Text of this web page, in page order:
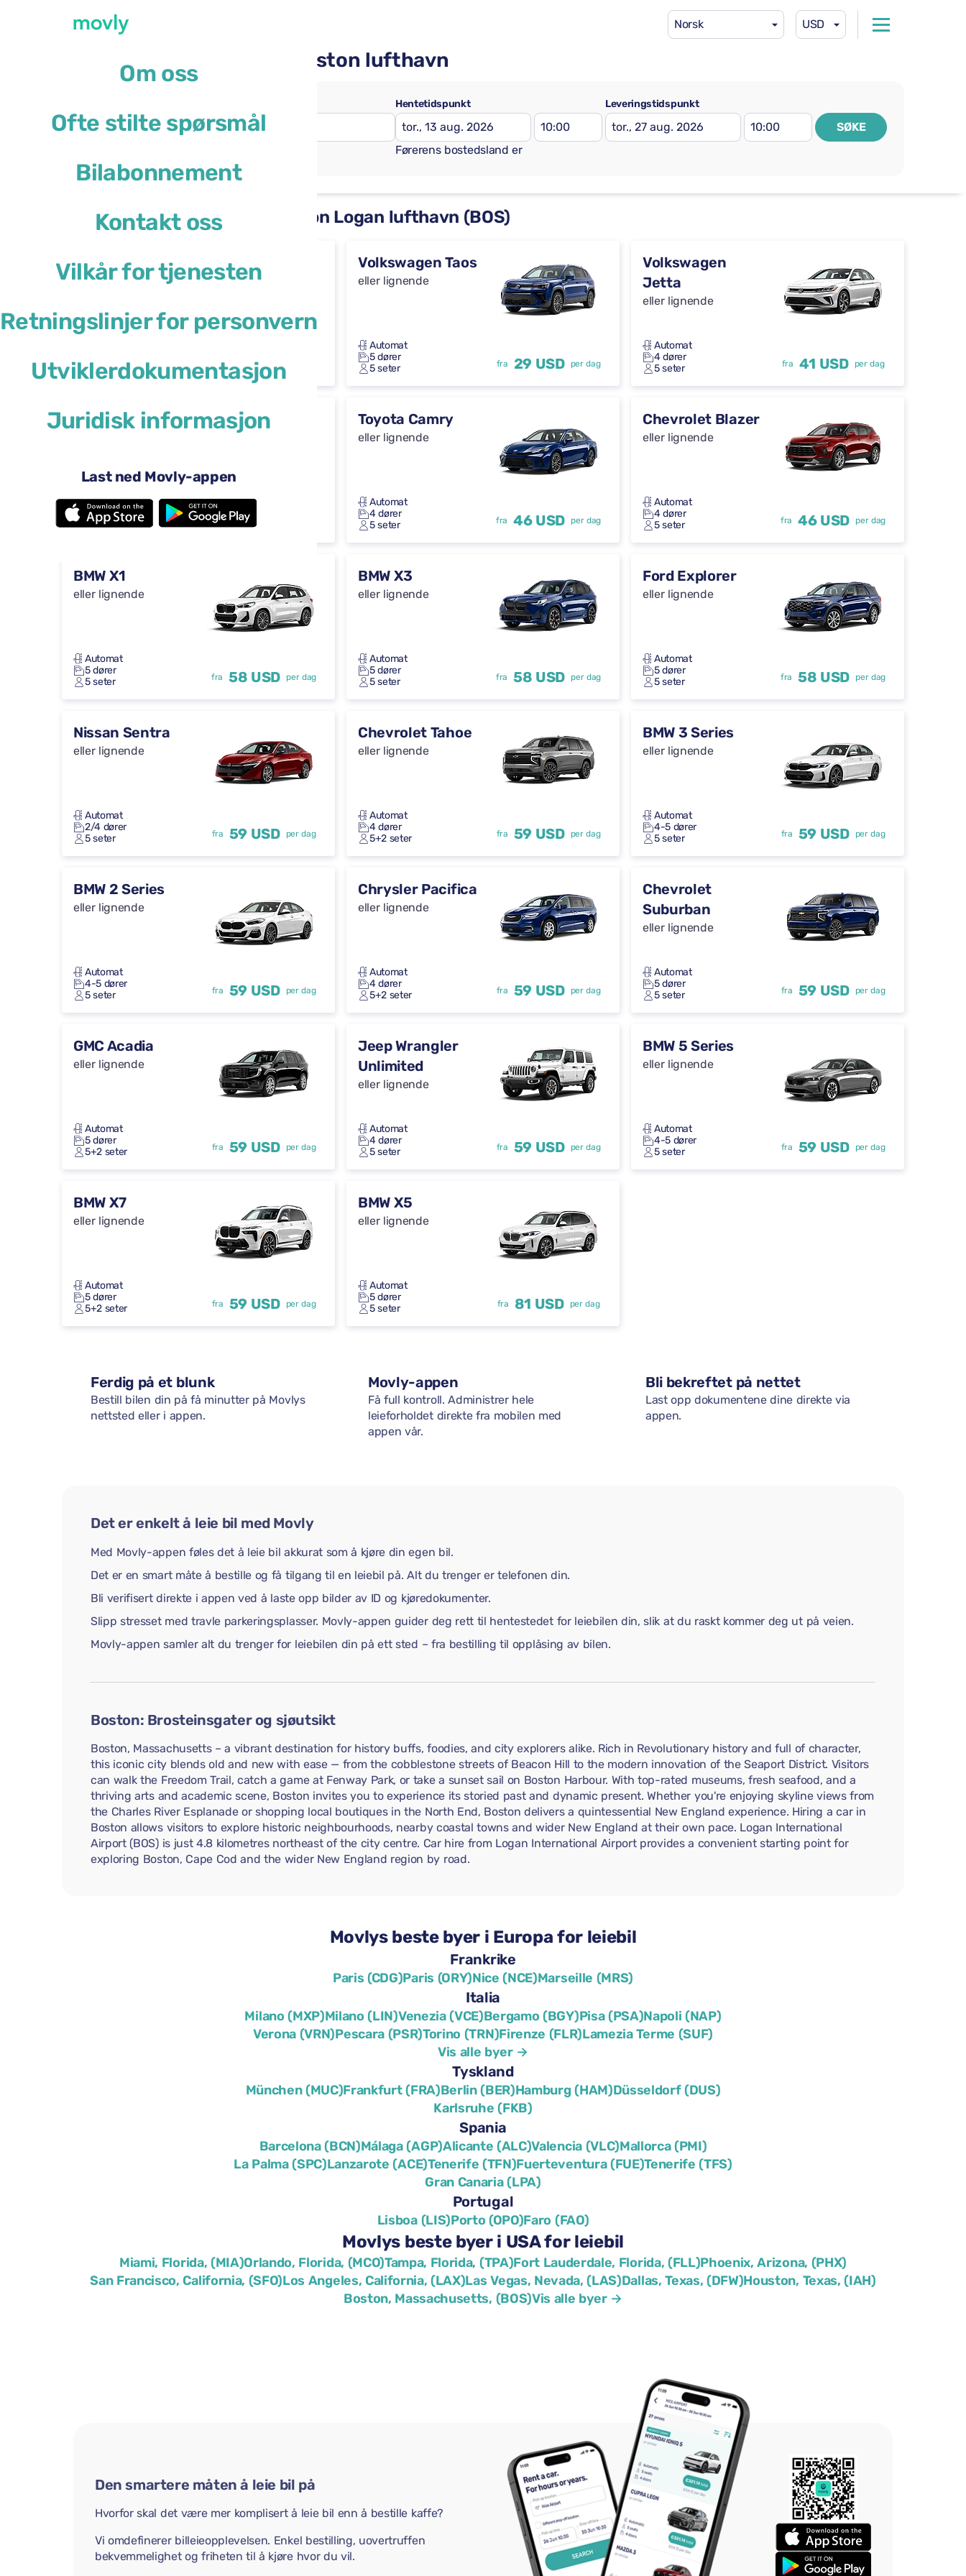
Norsk USD
Om oss
Ofte stilte spørsmål
Bilabonnement
Kontakt oss
Vilkår for tjenesten
Retningslinjer for personvern
Utviklerdokumentasjon
Juridisk informasjon
Last ned Movly-appen
Lei en bil hos Movly på Boston lufthavn
Boston Logan lufthavn (BOS)
Hentetidspunkt Leveringstidspunkt
SØKE
Førerens bostedsland er
Leiebiler tilgjengelig på Boston Logan lufthavn (BOS)
Nissan Versa
eller lignende
5 seter
fra 29 USD
Volkswagen Taos
eller lignende
Automat
5 dører
5 seter
fra 29 USD per dag
Volkswagen
Jetta
eller lignende
Automat
4 dører
5 seter
fra 41 USD per dag
Toyota RAV4
Automat
4 dører
5 seter
fra 46 USD
Toyota Camry
eller lignende
Automat
4 dører
5 seter
fra 46 USD per dag
Chevrolet Blazer
eller lignende
Automat
4 dører
5 seter
fra 46 USD per dag
BMW X1
eller lignende
Automat
5 dører
5 seter
fra 58 USD per dag
BMW X3
eller lignende
Automat
5 dører
5 seter
fra 58 USD per dag
Ford Explorer
eller lignende
Automat
5 dører
5 seter
fra 58 USD per dag
Nissan Sentra
eller lignende
Automat
2/4 dører
5 seter
fra 59 USD per dag
Chevrolet Tahoe
eller lignende
Automat
4 dører
5+2 seter
fra 59 USD per dag
BMW 3 Series
eller lignende
Automat
4-5 dører
5 seter
fra 59 USD per dag
BMW 2 Series
eller lignende
Automat
4-5 dører
5 seter
fra 59 USD per dag
Chrysler Pacifica
eller lignende
Automat
4 dører
5+2 seter
fra 59 USD per dag
Chevrolet
Suburban
eller lignende
Automat
5 dører
5 seter
fra 59 USD per dag
GMC Acadia
eller lignende
Automat
5 dører
5+2 seter
fra 59 USD per dag
Jeep Wrangler
Unlimited
eller lignende
Automat
4 dører
5 seter
fra 59 USD per dag
BMW 5 Series
eller lignende
Automat
4-5 dører
5 seter
fra 59 USD per dag
BMW X7
eller lignende
Automat
5 dører
5+2 seter
fra 59 USD per dag
BMW X5
eller lignende
Automat
5 dører
5 seter
fra 81 USD per dag
Ferdig på et blunk
Bestill bilen din på få minutter på Movlys
nettsted eller i appen.
Movly-appen
Få full kontroll. Administrer hele
leieforholdet direkte fra mobilen med
appen vår.
Bli bekreftet på nettet
Last opp dokumentene dine direkte via
appen.
Det er enkelt å leie bil med Movly
Med Movly-appen føles det å leie bil akkurat som å kjøre din egen bil.
Det er en smart måte å bestille og få tilgang til en leiebil på. Alt du trenger er telefonen din.
Bli verifisert direkte i appen ved å laste opp bilder av ID og kjøredokumenter.
Slipp stresset med travle parkeringsplasser. Movly-appen guider deg rett til hentestedet for leiebilen din, slik at du raskt kommer deg ut på veien.
Movly-appen samler alt du trenger for leiebilen din på ett sted – fra bestilling til opplåsing av bilen.
Boston: Brosteinsgater og sjøutsikt
Boston, Massachusetts – a vibrant destination for history buffs, foodies, and city explorers alike. Rich in Revolutionary history and full of character,
this iconic city blends old and new with ease — from the cobblestone streets of Beacon Hill to the modern innovation of the Seaport District. Visitors
can walk the Freedom Trail, catch a game at Fenway Park, or take a sunset sail on Boston Harbour. With top-rated museums, fresh seafood, and a
thriving arts and academic scene, Boston invites you to experience its storied past and dynamic present. Whether you're enjoying skyline views from
the Charles River Esplanade or shopping local boutiques in the North End, Boston delivers a quintessential New England experience. Hiring a car in
Boston allows visitors to explore historic neighbourhoods, nearby coastal towns and wider New England at their own pace. Logan International
Airport (BOS) is just 4.8 kilometres northeast of the city centre. Car hire from Logan International Airport provides a convenient starting point for
exploring Boston, Cape Cod and the wider New England region by road.
Movlys beste byer i Europa for leiebil
Frankrike
Paris (CDG)Paris (ORY)Nice (NCE)Marseille (MRS)
Italia
Milano (MXP)Milano (LIN)Venezia (VCE)Bergamo (BGY)Pisa (PSA)Napoli (NAP)
Verona (VRN)Pescara (PSR)Torino (TRN)Firenze (FLR)Lamezia Terme (SUF)
Vis alle byer →
Tyskland
München (MUC)Frankfurt (FRA)Berlin (BER)Hamburg (HAM)Düsseldorf (DUS)
Karlsruhe (FKB)
Spania
Barcelona (BCN)Málaga (AGP)Alicante (ALC)Valencia (VLC)Mallorca (PMI)
La Palma (SPC)Lanzarote (ACE)Tenerife (TFN)Fuerteventura (FUE)Tenerife (TFS)
Gran Canaria (LPA)
Portugal
Lisboa (LIS)Porto (OPO)Faro (FAO)
Movlys beste byer i USA for leiebil
Miami, Florida, (MIA)Orlando, Florida, (MCO)Tampa, Florida, (TPA)Fort Lauderdale, Florida, (FLL)Phoenix, Arizona, (PHX)
San Francisco, California, (SFO)Los Angeles, California, (LAX)Las Vegas, Nevada, (LAS)Dallas, Texas, (DFW)Houston, Texas, (IAH)
Boston, Massachusetts, (BOS)Vis alle byer →
Den smartere måten å leie bil på
Hvorfor skal det være mer komplisert å leie bil enn å bestille kaffe?
Vi omdefinerer billeieopplevelsen. Enkel bestilling, uovertruffen
bekvemmelighet og friheten til å kjøre hvor du vil.